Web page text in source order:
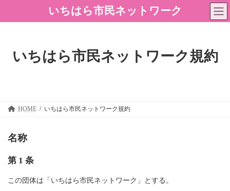
テ
ゲ
いちはら市民ネットワーク
いちはら市民ネットワーク規約
HOME いちはら市民ネットワーク規約
名称
第 1 条
この団体は「いちはら市民ネットワーク」とする。